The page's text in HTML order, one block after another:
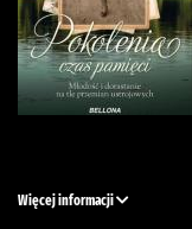
Więcej informacji